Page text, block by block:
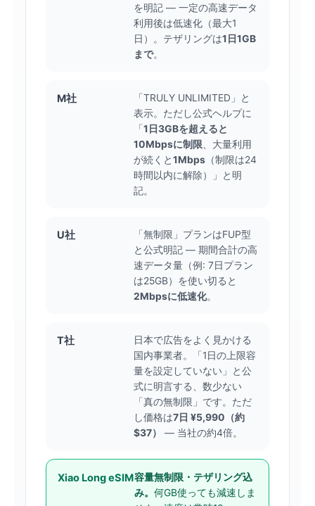
を明記 — 一定の高速データ
利用後は低速化（最大1
日）。テザリングは1日1GB
まで。
M社
「TRULY UNLIMITED」と
表示。ただし公式ヘルプに
「1日3GBを超えると
10Mbpsに制限、大量利用
が続くと1Mbps （制限は24
時間以内に解除）」と明
記。
U社
「無制限」プランはFUP型
と公式明記 — 期間合計の高
速データ量（例: 7日プラン
は25GB）を使い切ると
2Mbpsに低速化。
T社
日本で広告をよく見かける
国内事業者。「1日の上限容
量を設定していない」と公
式に明言する、数少ない
「真の無制限」です。ただ
し価格は7日 ¥5,990（約
$37）
— 当社の約4倍。
Xiao Long eSIM容量無制限・テザリング込
み。何GB使っても減速しま